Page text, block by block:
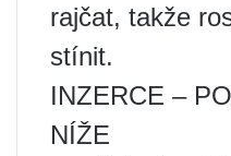
rajčat, takže
stínit.
INZERCE –
NÍŽE